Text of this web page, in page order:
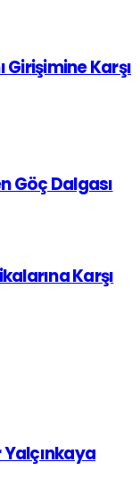
Karşı
Göç Dalgası
Karşı